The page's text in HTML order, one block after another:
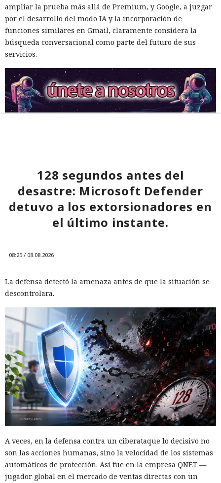
ampliar la prueba más allá de Premium, y Google, a juzgar
por el desarrollo del modo IA y la incorporación de
funciones similares en Gmail, claramente considera la
búsqueda conversacional como parte del futuro de sus
servicios.
128 segundos antes del
desastre: Microsoft Defender
detuvo a los extorsionadores en
el último instante.
08:25 / 08.08.2026
La defensa detectó la amenaza antes de que la situación se
descontrolara.
A veces, en la defensa contra un ciberataque lo decisivo no
son las acciones humanas, sino la velocidad de los sistemas
automáticos de protección. Así fue en la empresa QNET —
jugador global en el mercado de ventas directas con un